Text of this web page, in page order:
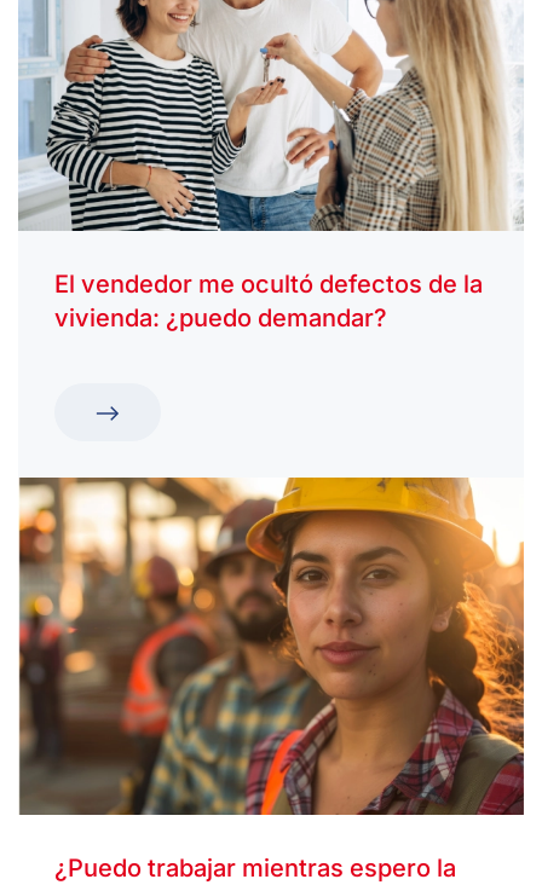
El vendedor me ocultó defectos de la
vivienda: ¿puedo demandar?
¿Puedo trabajar mientras espero la